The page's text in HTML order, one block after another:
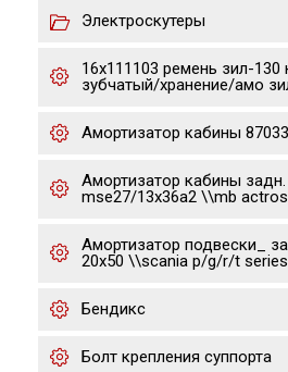
Электроскутеры
16х111103 ремень зил-
зубчатый/хранение/амо
Амортизатор кабины
Амортизатор кабины
mse27/13x36a2 \\mb
Амортизатор подвески_
20x50 \\scania p/g/r/t
Бендикс
Болт крепления суппорта